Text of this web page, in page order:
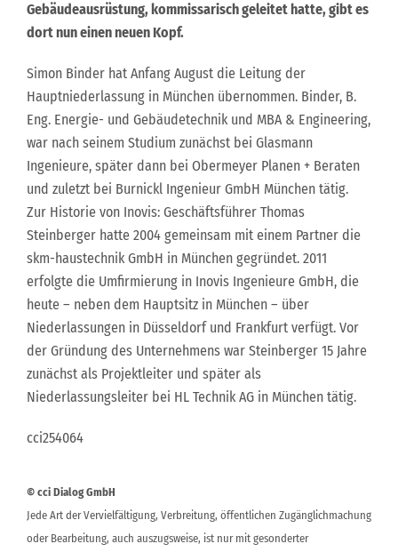
Gebäudeausrüstung, kommissarisch geleitet hatte, gibt es
dort nun einen neuen Kopf.
Simon Binder hat Anfang August die Leitung der
Hauptniederlassung in München übernommen. Binder, B.
Eng. Energie- und Gebäudetechnik und MBA & Engineering,
war nach seinem Studium zunächst bei Glasmann
Ingenieure, später dann bei Obermeyer Planen + Beraten
und zuletzt bei Burnickl Ingenieur GmbH München tätig.
Zur Historie von Inovis: Geschäftsführer Thomas
Steinberger hatte 2004 gemeinsam mit einem Partner die
skm-haustechnik GmbH in München gegründet. 2011
erfolgte die Umfirmierung in Inovis Ingenieure GmbH, die
heute – neben dem Hauptsitz in München – über
Niederlassungen in Düsseldorf und Frankfurt verfügt. Vor
der Gründung des Unternehmens war Steinberger 15 Jahre
zunächst als Projektleiter und später als
Niederlassungsleiter bei HL Technik AG in München tätig.
cci254064
© cci Dialog GmbH
Jede Art der Vervielfältigung, Verbreitung, öffentlichen Zugänglichmachung
oder Bearbeitung, auch auszugsweise, ist nur mit gesonderter